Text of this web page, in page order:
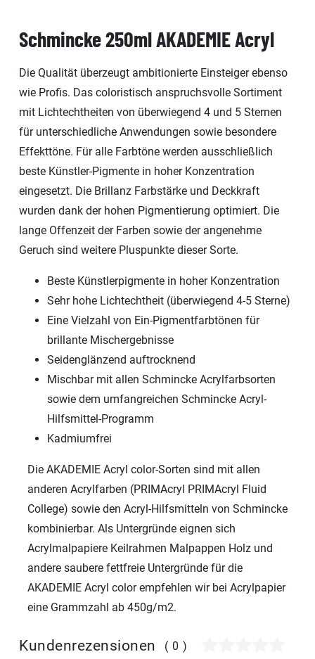
Schmincke 250ml AKADEMIE Acryl
Die Qualität überzeugt ambitionierte Einsteiger ebenso
wie Profis. Das coloristisch anspruchsvolle Sortiment
mit Lichtechtheiten von überwiegend 4 und 5 Sternen
für unterschiedliche Anwendungen sowie besondere
Effekttöne. Für alle Farbtöne werden ausschließlich
beste Künstler-Pigmente in hoher Konzentration
eingesetzt. Die Brillanz Farbstärke und Deckkraft
wurden dank der hohen Pigmentierung optimiert. Die
lange Offenzeit der Farben sowie der angenehme
Geruch sind weitere Pluspunkte dieser Sorte.
Beste Künstlerpigmente in hoher Konzentration
Sehr hohe Lichtechtheit (überwiegend 4-5 Sterne)
Eine Vielzahl von Ein-Pigmentfarbtönen für
brillante Mischergebnisse
Seidenglänzend auftrocknend
Mischbar mit allen Schmincke Acrylfarbsorten
sowie dem umfangreichen Schmincke Acryl-
Hilfsmittel-Programm
Kadmiumfrei
Die AKADEMIE Acryl color-Sorten sind mit allen
anderen Acrylfarben (PRIMAcryl PRIMAcryl Fluid
College) sowie den Acryl-Hilfsmitteln von Schmincke
kombinierbar. Als Untergründe eignen sich
Acrylmalpapiere Keilrahmen Malpappen Holz und
andere saubere fettfreie Untergründe für die
AKADEMIE Acryl color empfehlen wir bei Acrylpapier
eine Grammzahl ab 450g/m2.
Kundenrezensionen (0)